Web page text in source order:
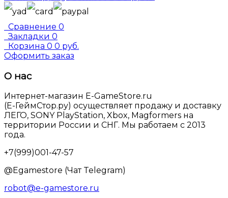
Сравнение 0
Закладки 0
Корзина 0 0 руб.
Оформить заказ
О нас
Интернет-магазин E-GameStore.ru
(Е-ГеймСтор.ру) осуществляет продажу и доставку
ЛЕГО, SONY PlayStation, Xbox, Magformers на
территории России и СНГ. Мы работаем с 2013
года.
+7(999)001-47-57
@Egamestore (Чат Telegram)
robot@e-gamestore.ru